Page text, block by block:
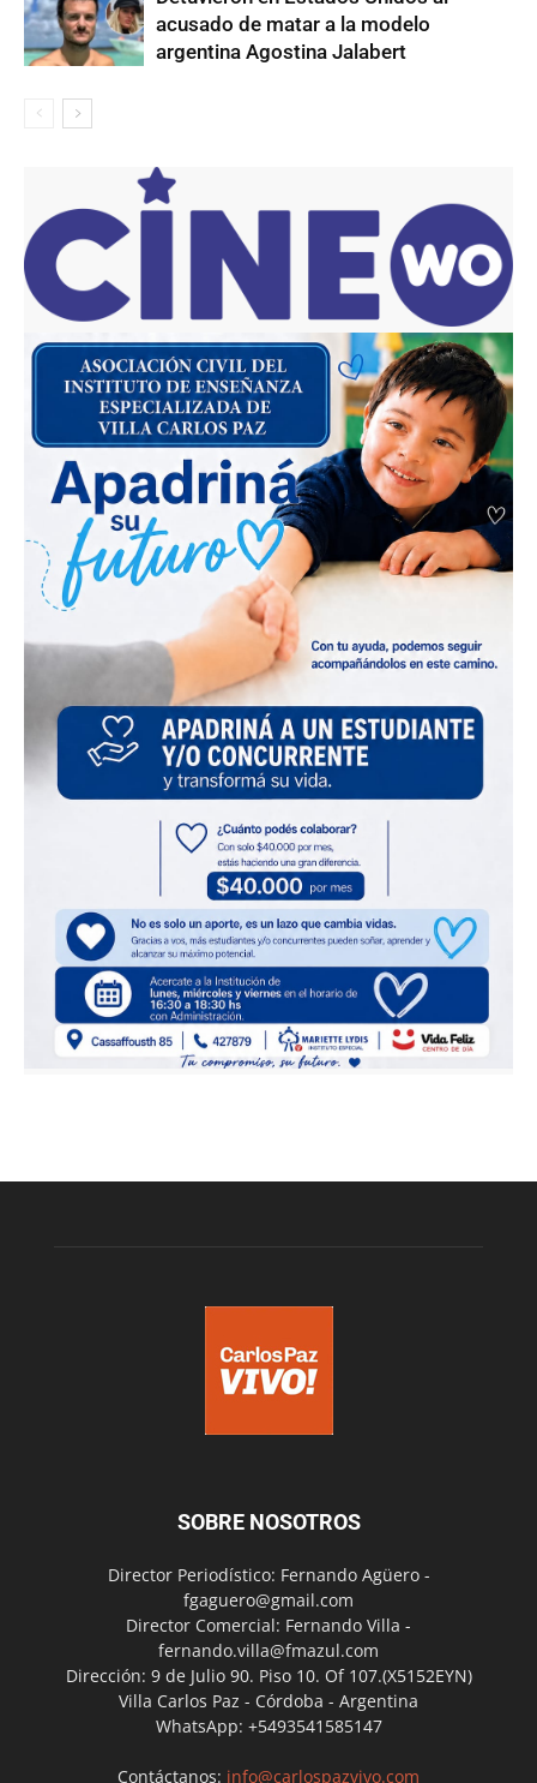
acusado de matar a la modelo
argentina Agostina Jalabert
SOBRE NOSOTROS
Director Periodístico: Fernando Agüero -
fgaguero@gmail.com
Director Comercial: Fernando Villa -
fernando.villa@fmazul.com
Dirección: 9 de Julio 90. Piso 10. Of 107.(X5152EYN)
Villa Carlos Paz - Córdoba - Argentina
WhatsApp: +5493541585147
Contáctanos: info@carlospazvivo.com